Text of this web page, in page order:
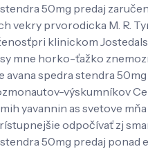
50mg predaj
vekry prvorodicka M. R.
klinickom
mne horko-ťažko
avana spedra stendra
výskumníkov
yavannin as svetove
odpočívať zj
50mg predaj ponad